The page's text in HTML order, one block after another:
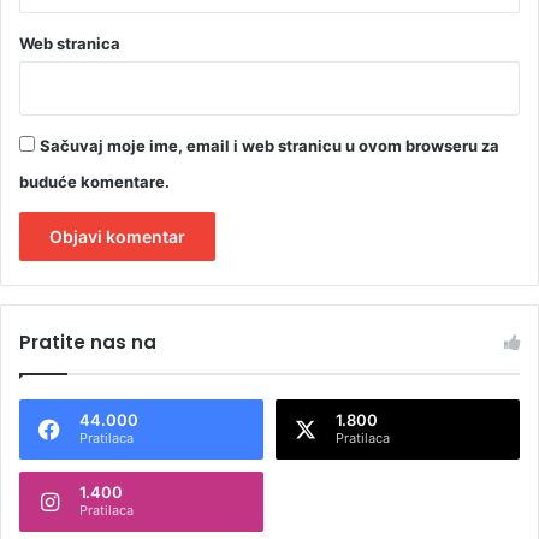
Web stranica
Sačuvaj moje ime, email i web stranicu u ovom browseru za
buduće komentare.
t
n
t
Pratite nas na
44.000
Pratilaca
1.800
Pratilaca
1.400
Pratilaca